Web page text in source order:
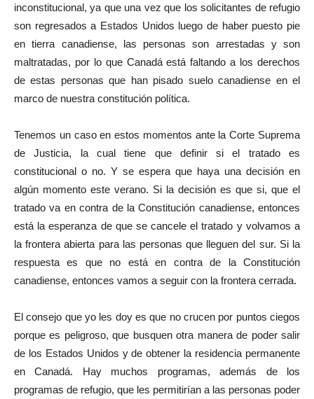
inconstitucional, ya que una vez que los solicitantes de refugio
son regresados a Estados Unidos luego de haber puesto pie
en tierra canadiense, las personas son arrestadas y son
maltratadas, por lo que Canadá está faltando a los derechos
de estas personas que han pisado suelo canadiense en el
marco de nuestra constitución política.
Tenemos un caso en estos momentos ante la Corte Suprema
de Justicia, la cual tiene que definir si el tratado es
constitucional o no. Y se espera que haya una decisión en
algún momento este verano. Si la decisión es que si, que el
tratado va en contra de la Constitución canadiense, entonces
está la esperanza de que se cancele el tratado y volvamos a
la frontera abierta para las personas que lleguen del sur. Si la
respuesta es que no está en contra de la Constitución
canadiense, entonces vamos a seguir con la frontera cerrada.
El consejo que yo les doy es que no crucen por puntos ciegos
porque es peligroso, que busquen otra manera de poder salir
de los Estados Unidos y de obtener la residencia permanente
en Canadá. Hay muchos programas, además de los
programas de refugio, que les permitirían a las personas poder